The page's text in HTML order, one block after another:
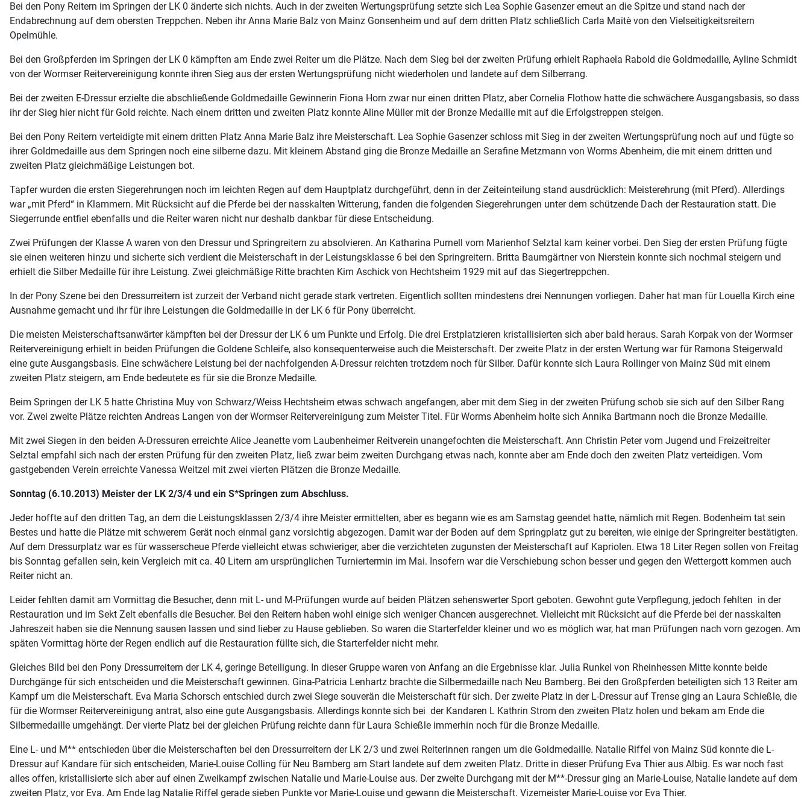
Bei den Pony Reitern im Springen der LK 0 änderte sich nichts. Auch in der zweiten Wertungsprüfung setzte sich Lea Sophie Gasenzer erneut an die Spitze und stand nach der
Endabrechnung auf dem obersten Treppchen. Neben ihr Anna Marie Balz von Mainz Gonsenheim und auf dem dritten Platz schließlich Carla Maitè von den Vielseitigkeitsreitern
Opelmühle.
Bei den Großpferden im Springen der LK 0 kämpften am Ende zwei Reiter um die Plätze. Nach dem Sieg bei der zweiten Prüfung erhielt Raphaela Rabold die Goldmedaille, Ayline Schmidt
von der Wormser Reitervereinigung konnte ihren Sieg aus der ersten Wertungsprüfung nicht wiederholen und landete auf dem Silberrang.
Bei der zweiten E-Dressur erzielte die abschließende Goldmedaille Gewinnerin Fiona Horn zwar nur einen dritten Platz, aber Cornelia Flothow hatte die schwächere Ausgangsbasis, so dass
ihr der Sieg hier nicht für Gold reichte. Nach einem dritten und zweiten Platz konnte Aline Müller mit der Bronze Medaille mit auf die Erfolgstreppen steigen.
Bei den Pony Reitern verteidigte mit einem dritten Platz Anna Marie Balz ihre Meisterschaft. Lea Sophie Gasenzer schloss mit Sieg in der zweiten Wertungsprüfung noch auf und fügte so
ihrer Goldmedaille aus dem Springen noch eine silberne dazu. Mit kleinem Abstand ging die Bronze Medaille an Serafine Metzmann von Worms Abenheim, die mit einem dritten und
zweiten Platz gleichmäßige Leistungen bot.
Tapfer wurden die ersten Siegerehrungen noch im leichten Regen auf dem Hauptplatz durchgeführt, denn in der Zeiteinteilung stand ausdrücklich: Meisterehrung (mit Pferd). Allerdings
war „mit Pferd“ in Klammern. Mit Rücksicht auf die Pferde bei der nasskalten Witterung, fanden die folgenden Siegerehrungen unter dem schützende Dach der Restauration statt. Die
Siegerrunde entfiel ebenfalls und die Reiter waren nicht nur deshalb dankbar für diese Entscheidung.
Zwei Prüfungen der Klasse A waren von den Dressur und Springreitern zu absolvieren. An Katharina Purnell vom Marienhof Selztal kam keiner vorbei. Den Sieg der ersten Prüfung fügte
sie einen weiteren hinzu und sicherte sich verdient die Meisterschaft in der Leistungsklasse 6 bei den Springreitern. Britta Baumgärtner von Nierstein konnte sich nochmal steigern und
erhielt die Silber Medaille für ihre Leistung. Zwei gleichmäßige Ritte brachten Kim Aschick von Hechtsheim 1929 mit auf das Siegertreppchen.
In der Pony Szene bei den Dressurreitern ist zurzeit der Verband nicht gerade stark vertreten. Eigentlich sollten mindestens drei Nennungen vorliegen. Daher hat man für Louella Kirch eine
Ausnahme gemacht und ihr für ihre Leistungen die Goldmedaille in der LK 6 für Pony überreicht.
Die meisten Meisterschaftsanwärter kämpften bei der Dressur der LK 6 um Punkte und Erfolg. Die drei Erstplatzieren kristallisierten sich aber bald heraus. Sarah Korpak von der Wormser
Reitervereinigung erhielt in beiden Prüfungen die Goldene Schleife, also konsequenterweise auch die Meisterschaft. Der zweite Platz in der ersten Wertung war für Ramona Steigerwald
eine gute Ausgangsbasis. Eine schwächere Leistung bei der nachfolgenden A-Dressur reichten trotzdem noch für Silber. Dafür konnte sich Laura Rollinger von Mainz Süd mit einem
zweiten Platz steigern, am Ende bedeutete es für sie die Bronze Medaille.
Beim Springen der LK 5 hatte Christina Muy von Schwarz/Weiss Hechtsheim etwas schwach angefangen, aber mit dem Sieg in der zweiten Prüfung schob sie sich auf den Silber Rang
vor. Zwei zweite Plätze reichten Andreas Langen von der Wormser Reitervereinigung zum Meister Titel. Für Worms Abenheim holte sich Annika Bartmann noch die Bronze Medaille.
Mit zwei Siegen in den beiden A-Dressuren erreichte Alice Jeanette vom Laubenheimer Reitverein unangefochten die Meisterschaft. Ann Christin Peter vom Jugend und Freizeitreiter
Selztal empfahl sich nach der ersten Prüfung für den zweiten Platz, ließ zwar beim zweiten Durchgang etwas nach, konnte aber am Ende doch den zweiten Platz verteidigen. Vom
gastgebenden Verein erreichte Vanessa Weitzel mit zwei vierten Plätzen die Bronze Medaille.
Sonntag (6.10.2013) Meister der LK 2/3/4 und ein S*Springen zum Abschluss.
Jeder hoffte auf den dritten Tag, an dem die Leistungsklassen 2/3/4 ihre Meister ermittelten, aber es begann wie es am Samstag geendet hatte, nämlich mit Regen. Bodenheim tat sein
Bestes und hatte die Plätze mit schwerem Gerät noch einmal ganz vorsichtig abgezogen. Damit war der Boden auf dem Springplatz gut zu bereiten, wie einige der Springreiter bestätigten.
Auf dem Dressurplatz war es für wasserscheue Pferde vielleicht etwas schwieriger, aber die verzichteten zugunsten der Meisterschaft auf Kapriolen. Etwa 18 Liter Regen sollen von Freitag
bis Sonntag gefallen sein, kein Vergleich mit ca. 40 Litern am ursprünglichen Turniertermin im Mai. Insofern war die Verschiebung schon besser und gegen den Wettergott kommen auch
Reiter nicht an.
Leider fehlten damit am Vormittag die Besucher, denn mit L- und M-Prüfungen wurde auf beiden Plätzen sehenswerter Sport geboten. Gewohnt gute Verpflegung, jedoch fehlten in der
Restauration und im Sekt Zelt ebenfalls die Besucher. Bei den Reitern haben wohl einige sich weniger Chancen ausgerechnet. Vielleicht mit Rücksicht auf die Pferde bei der nasskalten
Jahreszeit haben sie die Nennung sausen lassen und sind lieber zu Hause geblieben. So waren die Starterfelder kleiner und wo es möglich war, hat man Prüfungen nach vorn gezogen. Am
späten Vormittag hörte der Regen endlich auf die Restauration füllte sich, die Starterfelder nicht mehr.
Gleiches Bild bei den Pony Dressurreitern der LK 4, geringe Beteiligung. In dieser Gruppe waren von Anfang an die Ergebnisse klar. Julia Runkel von Rheinhessen Mitte konnte beide
Durchgänge für sich entscheiden und die Meisterschaft gewinnen. Gina-Patricia Lenhartz brachte die Silbermedaille nach Neu Bamberg. Bei den Großpferden beteiligten sich 13 Reiter am
Kampf um die Meisterschaft. Eva Maria Schorsch entschied durch zwei Siege souverän die Meisterschaft für sich. Der zweite Platz in der L-Dressur auf Trense ging an Laura Schießle, die
für die Wormser Reitervereinigung antrat, also eine gute Ausgangsbasis. Allerdings konnte sich bei der Kandaren L Kathrin Strom den zweiten Platz holen und bekam am Ende die
Silbermedaille umgehängt. Der vierte Platz bei der gleichen Prüfung reichte dann für Laura Schießle immerhin noch für die Bronze Medaille.
Eine L- und M** entschieden über die Meisterschaften bei den Dressurreitern der LK 2/3 und zwei Reiterinnen rangen um die Goldmedaille. Natalie Riffel von Mainz Süd konnte die L-
Dressur auf Kandare für sich entscheiden, Marie-Louise Colling für Neu Bamberg am Start landete auf dem zweiten Platz. Dritte in dieser Prüfung Eva Thier aus Albig. Es war noch fast
alles offen, kristallisierte sich aber auf einen Zweikampf zwischen Natalie und Marie-Louise aus. Der zweite Durchgang mit der M**-Dressur ging an Marie-Louise, Natalie landete auf dem
zweiten Platz, vor Eva. Am Ende lag Natalie Riffel gerade sieben Punkte vor Marie-Louise und gewann die Meisterschaft. Vizemeister Marie-Louise vor Eva Thier.